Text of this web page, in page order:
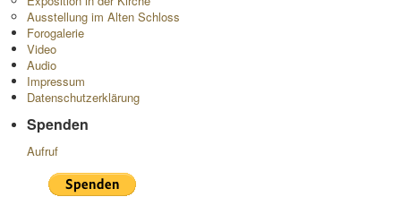
Ausstellung im Alten Schloss
Forogalerie
Video
Audio
Impressum
Datenschutzerklärung
Spenden
Aufruf